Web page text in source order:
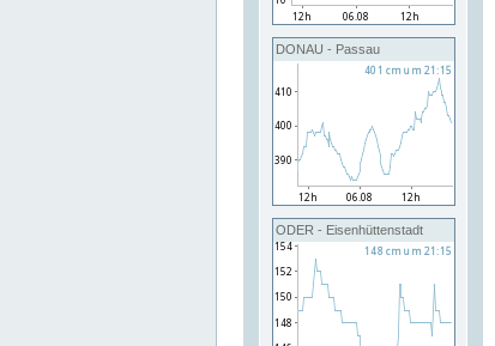
DONAU - Passau
ODER - Eisenhüttenstadt